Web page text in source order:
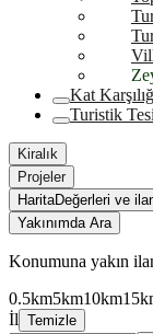
Kat
Turistik
Kiralık
Projeler
HaritaDeğerleri ve
Yakınımda Ara
Konumuna yakın
0.5km5km10km
İl Temizle